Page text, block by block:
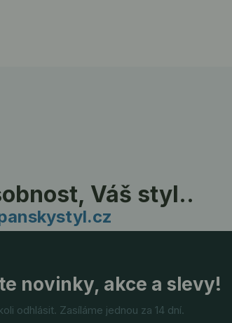
Váš styl..
novinky, akce a slevy!
odhlásit. Zasíláme jednou za 14 dní.